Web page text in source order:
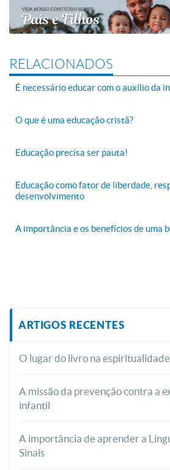
RELACIONADOS
É necessário educar com o auxílio da
O que é uma educação cristã?
Educação precisa ser pauta!
Educação como fator de liberdade,
desenvolvimento
A importância e os benefícios de uma
ARTIGOS RECENTES
O lugar do livro na
A missão da prevenção contra a
infantil
A importância de aprender a
Sinais